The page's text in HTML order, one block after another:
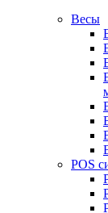
Весы
POS